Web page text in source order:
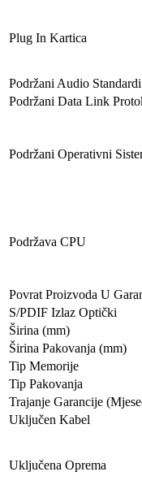
Plug In Kartica
Podržani Audio Standardi
Podržani Data Link
Podržani Operativni
Podržava CPU
Povrat Proizvoda U
S/PDIF Izlaz Optički
Širina (mm)
Širina Pakovanja (mm)
Tip Memorije
Tip Pakovanja
Trajanje Garancije
Uključen Kabel
Uključena Oprema